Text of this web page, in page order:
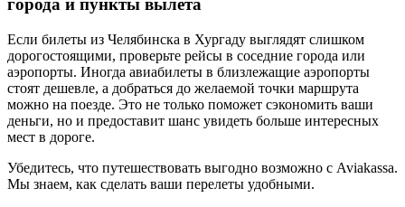
города и пункты вылета
Если билеты из Челябинска в Хургаду выглядят слишком
дорогостоящими, проверьте рейсы в соседние города или
аэропорты. Иногда авиабилеты в близлежащие аэропорты
стоят дешевле, а добраться до желаемой точки маршрута
можно на поезде. Это не только поможет сэкономить ваши
деньги, но и предоставит шанс увидеть больше интересных
мест в дороге.
Убедитесь, что путешествовать выгодно возможно с Aviakassa.
Мы знаем, как сделать ваши перелеты удобными.